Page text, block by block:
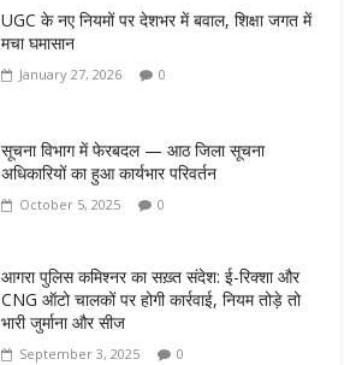
UGC के नए नियमों पर देशभर में बवाल, शिक्षा जगत में
मचा घमासान
January 27, 2026 0
सूचना विभाग में फेरबदल — आठ जिला सूचना
अधिकारियों का हुआ कार्यभार परिवर्तन
October 5, 2025 0
आगरा पुलिस कमिश्नर का सख़्त संदेश: ई-रिक्शा और
CNG ऑटो चालकों पर होगी कार्रवाई, नियम तोड़े तो
भारी जुर्माना और सीज
September 3, 2025 0